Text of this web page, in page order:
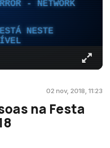
- NETWORK
NESTE
02 nov, 2018, 11:23
na Festa